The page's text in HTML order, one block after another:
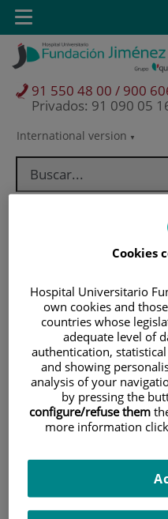
Saltar al contenido
Saltar
contenido
Selector
idioma
International version
91 550 48 00 / 900
Privados: 91 090 05
Toggle
navigation
Pacientes y
Investigación
Cookies
Hospital Universitario
own cookies and
countries whose
adequate level of
authentication,
and showing
analysis of your
by pressing the
configure/refuse them
more information